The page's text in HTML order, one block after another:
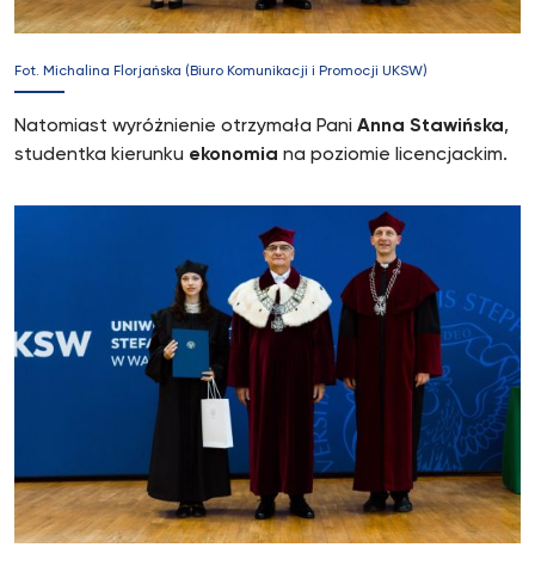
Fot. Michalina Florjańska (Biuro Komunikacji i Promocji UKSW)
Natomiast wyróżnienie otrzymała Pani Anna Stawińska,
studentka kierunku ekonomia na poziomie licencjackim.